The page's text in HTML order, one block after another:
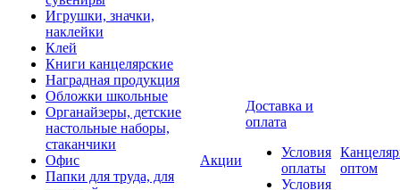
Игрушки, значки,
наклейки
Клей
Книги канцелярские
Наградная продукция
Обложки школьные
Органайзеры, детские
настольные наборы,
стаканчики
Офис
Папки для труда, для
Акции
Доставка и
оплата
Условия
оплаты
Условия
оптом